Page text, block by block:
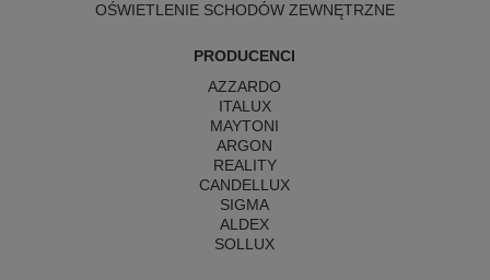
OŚWIETLENIE SCHODÓW ZEWNĘTRZNE
PRODUCENCI
AZZARDO
ITALUX
MAYTONI
ARGON
REALITY
CANDELLUX
SIGMA
ALDEX
SOLLUX